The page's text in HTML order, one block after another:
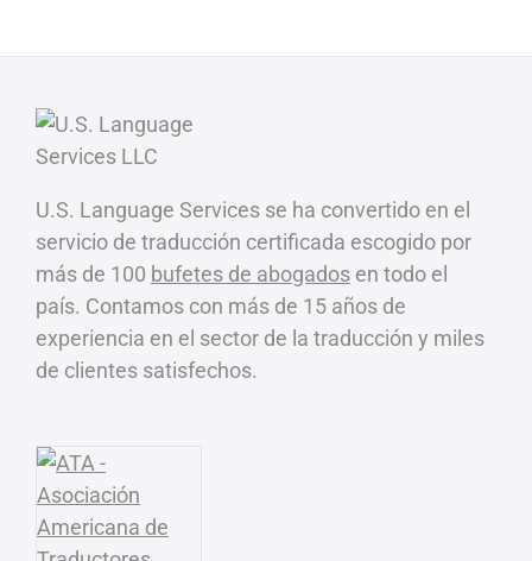
U.S. Language Services se ha convertido en el
servicio de traducción certificada escogido por
más de 100 bufetes de abogados en todo el
país. Contamos con más de 15 años de
experiencia en el sector de la traducción y miles
de clientes satisfechos.